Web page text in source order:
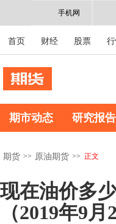
手机网
首页 财经 股票
期市动态 研究报告
期货 >> 原油期货 >> 正文
现在油价多
（2019年9月